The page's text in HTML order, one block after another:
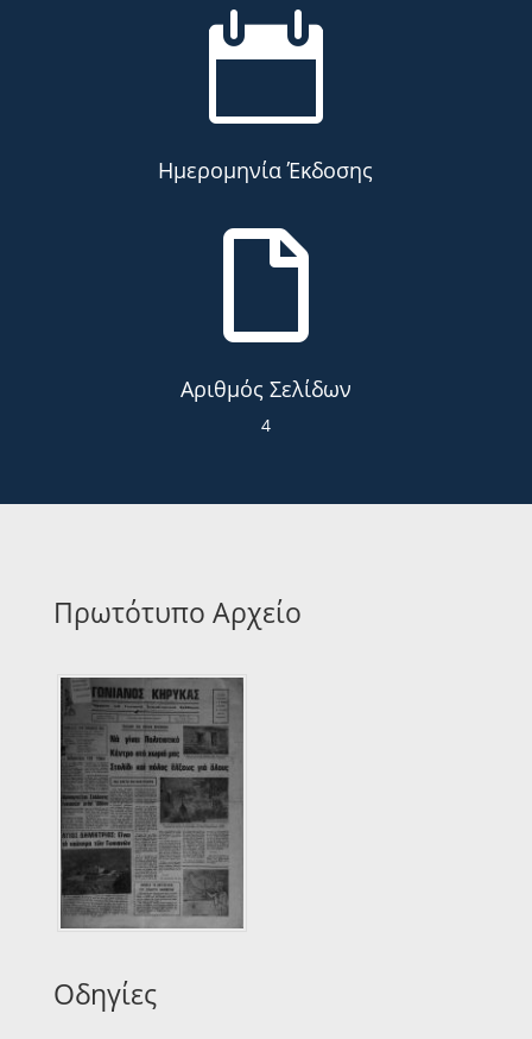

Ημερομηνία Έκδοσης

Αριθμός Σελίδων
4
Πρωτότυπο Αρχείο
Οδηγίες